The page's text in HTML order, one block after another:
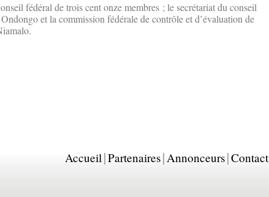
fédéral de trois cent onze membres ; le secrétariat du conseil
et la commission fédérale de contrôle et d’évaluation de
Accueil Partenaires Annonceurs Contact